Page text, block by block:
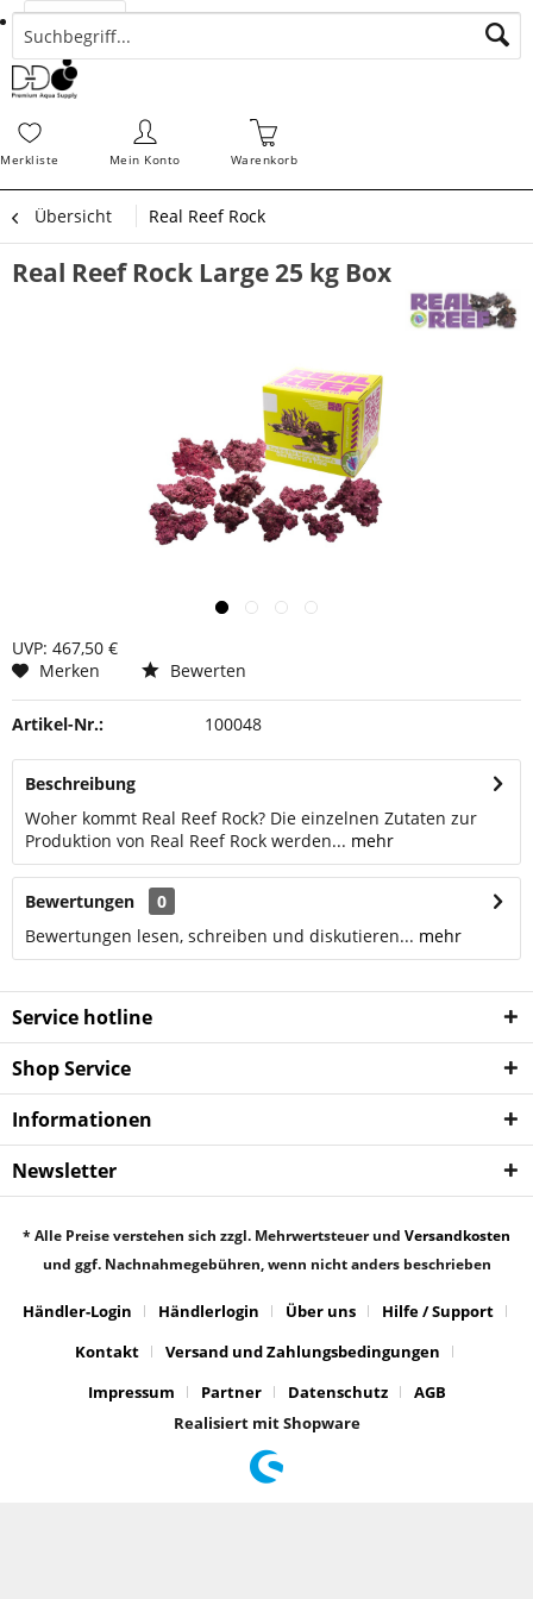
Suchen
Merkliste Mein Konto
Bestellungen Schnellerfassung
Warenkorb
Übersicht Real Reef Rock
Real Reef Rock Large 25 kg Box
UVP: 467,50 €
Merken
Bewerten
Artikel-Nr.: 100048
Beschreibung
Woher kommt Real Reef Rock? Die einzelnen Zutaten zur
Produktion von Real Reef Rock werden... mehr
Bewertungen
0
Bewertungen lesen, schreiben und diskutieren... mehr
Service hotline
Shop Service
Informationen
Newsletter
* Alle Preise verstehen sich zzgl. Mehrwertsteuer und Versandkosten
und ggf. Nachnahmegebühren, wenn nicht anders beschrieben
Händler-Login Händlerlogin Über uns
Hilfe / Support
Kontakt
Versand und Zahlungsbedingungen
Impressum
Partner Datenschutz
AGB
Realisiert mit Shopware